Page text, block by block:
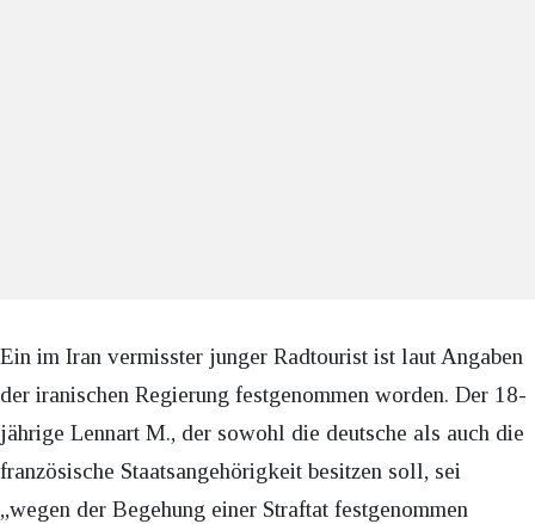
Ein im Iran vermisster junger Radtourist ist laut Angaben
der iranischen Regierung festgenommen worden. Der 18-
jährige Lennart M., der sowohl die deutsche als auch die
französische Staatsangehörigkeit besitzen soll, sei
„wegen der Begehung einer Straftat festgenommen